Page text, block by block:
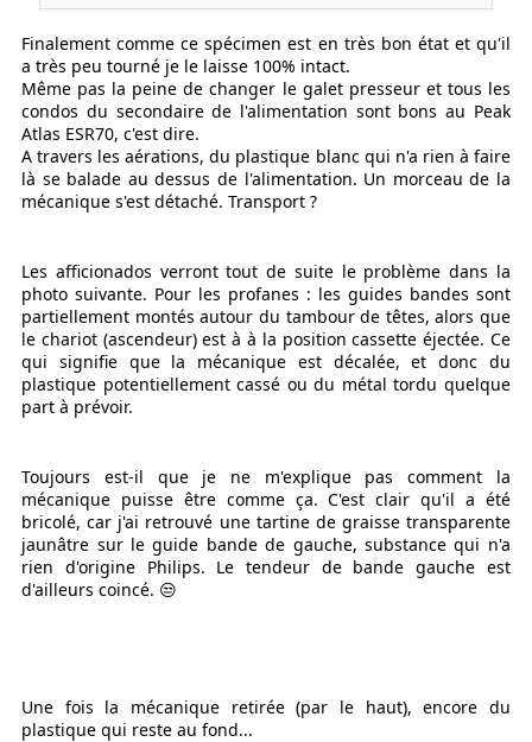
Finalement comme ce spécimen est en très bon état et qu'il
a très peu tourné je le laisse 100% intact.
Même pas la peine de changer le galet presseur et tous les
condos du secondaire de l'alimentation sont bons au Peak
Atlas ESR70, c'est dire.
A travers les aérations, du plastique blanc qui n'a rien à faire
là se balade au dessus de l'alimentation. Un morceau de la
mécanique s'est détaché. Transport ?
Les afficionados verront tout de suite le problème dans la
photo suivante. Pour les profanes : les guides bandes sont
partiellement montés autour du tambour de têtes, alors que
le chariot (ascendeur) est à à la position cassette éjectée. Ce
qui signifie que la mécanique est décalée, et donc du
plastique potentiellement cassé ou du métal tordu quelque
part à prévoir.
Toujours est-il que je ne m'explique pas comment la
mécanique puisse être comme ça. C'est clair qu'il a été
bricolé, car j'ai retrouvé une tartine de graisse transparente
jaunâtre sur le guide bande de gauche, substance qui n'a
rien d'origine Philips. Le tendeur de bande gauche est
d'ailleurs coincé. 😒
Une fois la mécanique retirée (par le haut), encore du
plastique qui reste au fond...